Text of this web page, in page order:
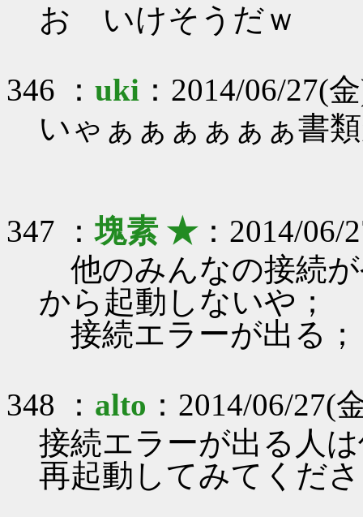
お いけそうだｗ
346 ： uki ：2014/06/27(
いゃぁぁぁぁぁぁ書
347 ：塊素 ★：2014/06/
他のみんなの接続
から起動しないや；
接続エラーが出る；
348 ： alto ：2014/06/27(
接続エラーが出る人
再起動してみてくだ